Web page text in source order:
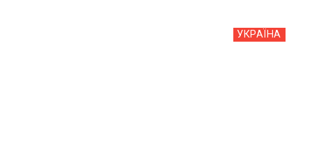
УКРАЇНА